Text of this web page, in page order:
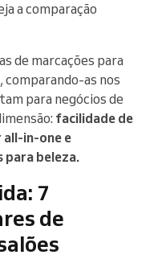
a comparação
de marcações para
comparando-as nos
para negócios de
facilidade de
all-in-one e
para beleza.
7
de